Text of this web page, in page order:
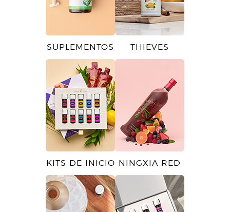
SUPLEMENTOS THIEVES
KITS DE INICIO NINGXIA RED